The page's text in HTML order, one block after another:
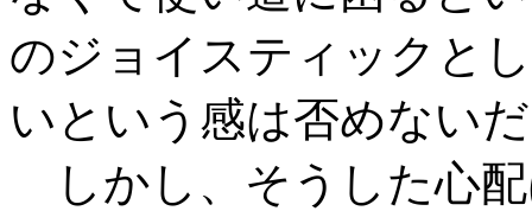
のジョイスティックと
いという感は否めない
しかし、そうした心